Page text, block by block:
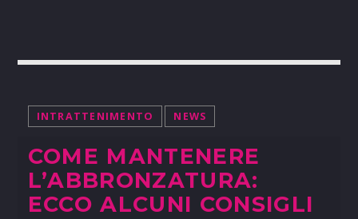
INTRATTENIMENTO NEWS
COME MANTENERE
L’ABBRONZATURA:
ECCO ALCUNI CONSIGLI